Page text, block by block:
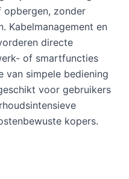
opbergen, zonder
Kabelmanagement en
directe
of smartfuncties
van simpele bediening
voor gebruikers
kopers.